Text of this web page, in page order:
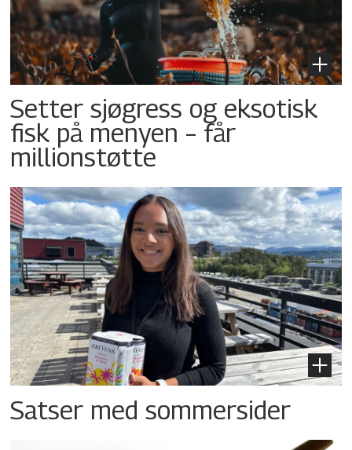
Setter sjøgress og eksotisk
fisk på menyen – får
millionstøtte
Satser med sommersider